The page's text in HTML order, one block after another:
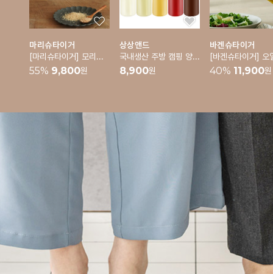
마리슈타이거
[마리슈타이거] 모리노 후추 깨갈이 그라인더
55% 9,800원
상상앤드
국내생산 주방 캠핑 양념통 밀폐 소스통 5p 세트
8,900원
바겐슈타이거
40% 11,900원